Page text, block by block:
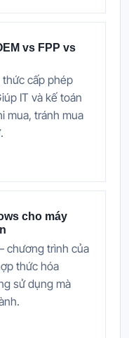
vs FPP vs
cấp phép
IT và kế toán
mua, tránh mua
cho máy
chương trình của
thức hóa
sử dụng mà